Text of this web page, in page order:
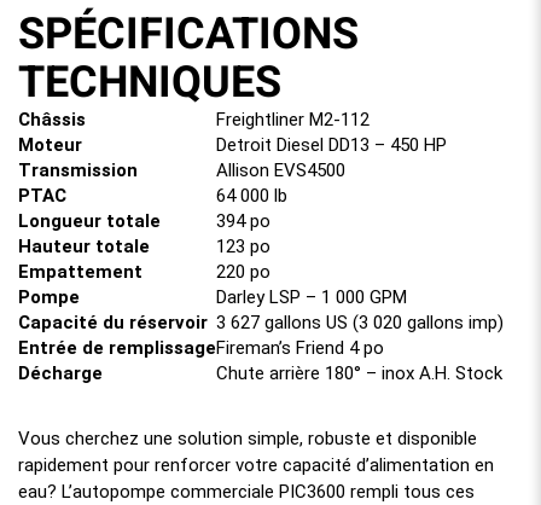
SPÉCIFICATIONS
TECHNIQUES
Châssis
Freightliner M2-112
Moteur
Detroit Diesel DD13 – 450 HP
Transmission
Allison EVS4500
PTAC
64 000 lb
Longueur totale
394 po
Hauteur totale
123 po
Empattement
220 po
Pompe
Darley LSP – 1 000 GPM
Capacité du réservoir 3 627 gallons US (3 020 gallons imp)
Entrée de remplissageFireman’s Friend 4 po
Décharge
Chute arrière 180° – inox A.H. Stock
Vous cherchez une solution simple, robuste et disponible
rapidement pour renforcer votre capacité d’alimentation en
eau? L’autopompe commerciale PIC3600 rempli tous ces